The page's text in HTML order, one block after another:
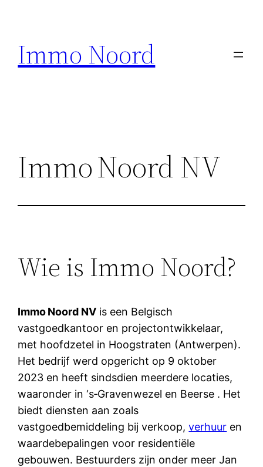
inhoud
Immo Noord
Immo Noord NV
Wie is Immo Noord?
Immo Noord NV is een Belgisch
vastgoedkantoor en projectontwikkelaar,
met hoofdzetel in Hoogstraten (Antwerpen).
Het bedrijf werd opgericht op 9 oktober
2023 en heeft sindsdien meerdere locaties,
waaronder in ‘s‑Gravenwezel en Beerse . Het
biedt diensten aan zoals
vastgoedbemiddeling bij verkoop,verhuur en
waardebepalingen voor residentiële
gebouwen. Bestuurders zijn onder meer Jan